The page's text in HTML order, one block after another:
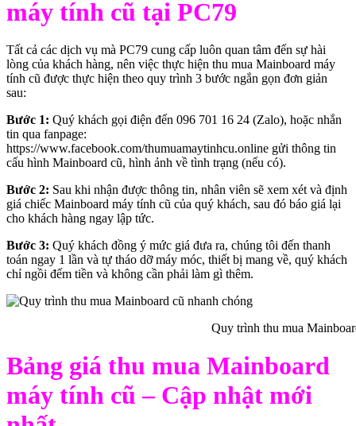
máy tính cũ tại PC79
Tất cả các dịch vụ mà PC79 cung cấp luôn quan tâm đến sự hài
lòng của khách hàng, nên việc thực hiện thu mua Mainboard máy
tính cũ được thực hiện theo quy trình 3 bước ngắn gọn đơn giản
sau:
Bước 1: Quý khách gọi điện đến 096 701 16 24 (Zalo), hoặc nhắn
tin qua fanpage:
https://www.facebook.com/thumuamaytinhcu.online gửi thông tin
cấu hình Mainboard cũ, hình ảnh về tình trạng (nếu có).
Bước 2: Sau khi nhận được thông tin, nhân viên sẽ xem xét và định
giá chiếc Mainboard máy tính cũ của quý khách, sau đó báo giá lại
cho khách hàng ngay lập tức.
Bước 3: Quý khách đồng ý mức giá đưa ra, chúng tôi đến thanh
toán ngay 1 lần và tự tháo dỡ máy móc, thiết bị mang về, quý khách
chỉ ngồi đếm tiền và không cần phải làm gì thêm.
Quy trình thu mua
Bảng giá thu mua Mainboard
máy tính cũ – Cập nhật mới